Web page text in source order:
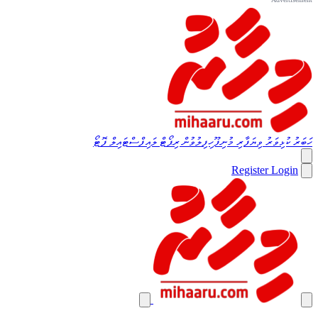
ހަބަރުކުޅިވަރު ވިޔަފާރި މުނިފޫހިފިލުވުންރިޕޯޓް ލައިފްސްޓައިލް ފޮޓޯ
RegisterLogin